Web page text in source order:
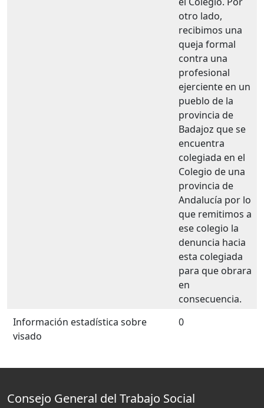
otro lado,
recibimos una
queja formal
contra una
profesional
ejerciente en un
pueblo de la
provincia de
Badajoz que se
encuentra
colegiada en el
Colegio de una
provincia de
Andalucía por lo
que remitimos a
ese colegio la
denuncia hacia
esta colegiada
para que obrara
en
consecuencia.
Información estadística sobre
visado
0
Consejo General del Trabajo Social